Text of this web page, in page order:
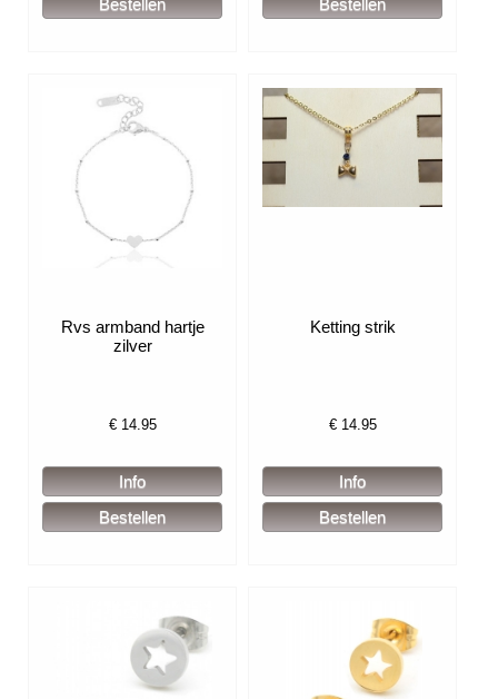
Rvs armband hartje
zilver
€ 14.95
Ketting strik
€ 14.95